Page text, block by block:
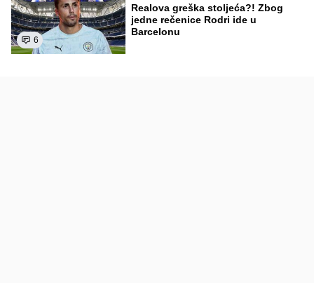
6
Realova greška stoljeća?! Zbog
jedne rečenice Rodri ide u
Barcelonu